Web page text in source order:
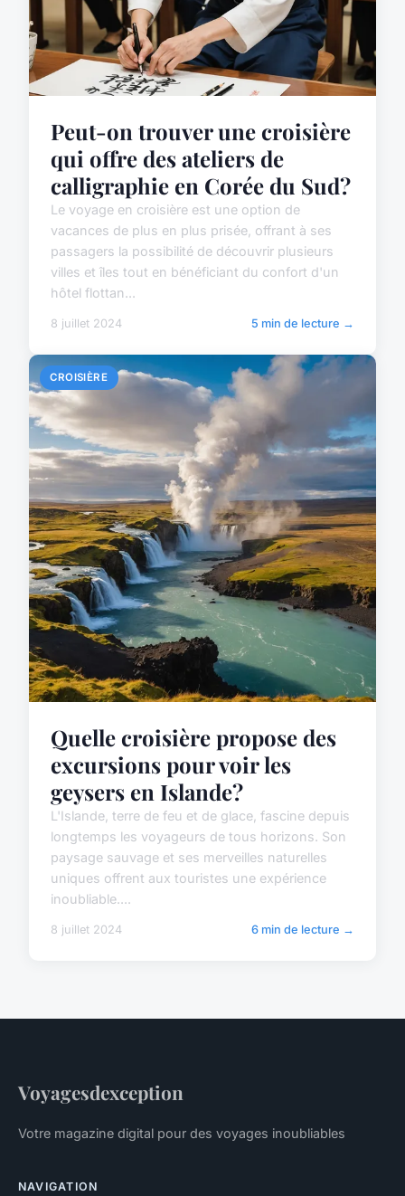
Peut-on trouver une croisière
qui offre des ateliers de
calligraphie en Corée du Sud?
Le voyage en croisière est une option de
vacances de plus en plus prisée, offrant à ses
passagers la possibilité de découvrir plusieurs
villes et îles tout en bénéficiant du confort d'un
hôtel flottan...
8 juillet 2024 5 min de lecture →
CROISIÈRE
Quelle croisière propose des
excursions pour voir les
geysers en Islande?
L'Islande, terre de feu et de glace, fascine depuis
longtemps les voyageurs de tous horizons. Son
paysage sauvage et ses merveilles naturelles
uniques offrent aux touristes une expérience
inoubliable....
8 juillet 2024 6 min de lecture →
Voyagesdexception
Votre magazine digital pour des voyages inoubliables
NAVIGATION